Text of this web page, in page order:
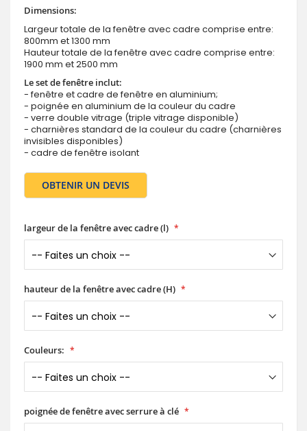
Dimensions:
Largeur totale de la fenêtre avec cadre comprise entre:
800mm et 1300 mm
Hauteur totale de la fenêtre avec cadre comprise entre:
1900 mm et 2500 mm
Le set de fenêtre inclut:
- fenêtre et cadre de fenêtre en aluminium;
- poignée en aluminium de la couleur du cadre
- verre double vitrage (triple vitrage disponible)
- charnières standard de la couleur du cadre (charnières
invisibles disponibles)
- cadre de fenêtre isolant
OBTENIR UN DEVIS
largeur de la fenêtre avec cadre (l)
hauteur de la fenêtre avec cadre (H)
Couleurs:
poignée de fenêtre avec serrure à clé